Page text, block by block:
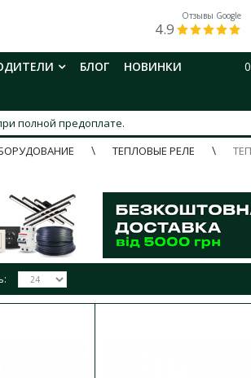
Отзывы Google
4.9
БЛОГ
НОВИНКИ
полной предоплате.
ТЕПЛОВЫЕ РЕЛЕ